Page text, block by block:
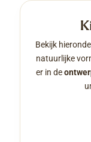
Bekijk
natuurlijke
er in de